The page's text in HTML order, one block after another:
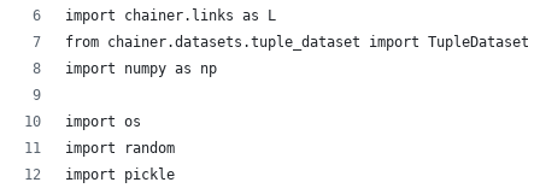
import chainer.links as L
from chainer.datasets.tuple_dataset import TupleDataset
import numpy as np
import os
import random
import pickle